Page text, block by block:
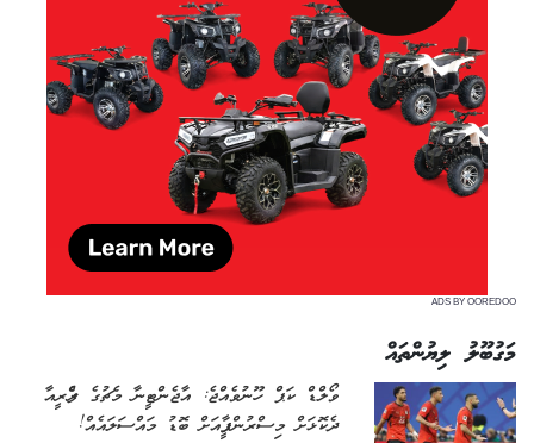
ADS BY OOREDOO
މަގުބޫލު ލިޔުންތައް
ވޯލްޑް ކަޕް ހޫނުވެއްޖެ: އާޖެންޓީނާ މެޗުގެ ރެފްރީއާ
ދެކޮޅަށް މިސްރުން ފީފާއަށް ބޮޑު މައްސަލައެއް!